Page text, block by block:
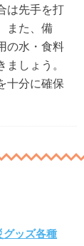
は先手を打
また、備
の水・食料
しょう。
十分に確保
ッズ各種